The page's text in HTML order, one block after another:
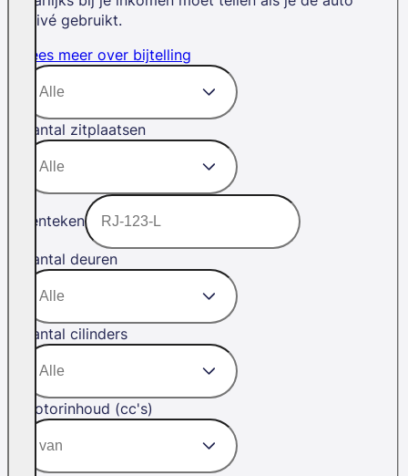
privé gebruikt.
Lees meer over bijtelling
Aantal zitplaatsen
Kenteken
Aantal deuren
Aantal cilinders
Motorinhoud (cc's)